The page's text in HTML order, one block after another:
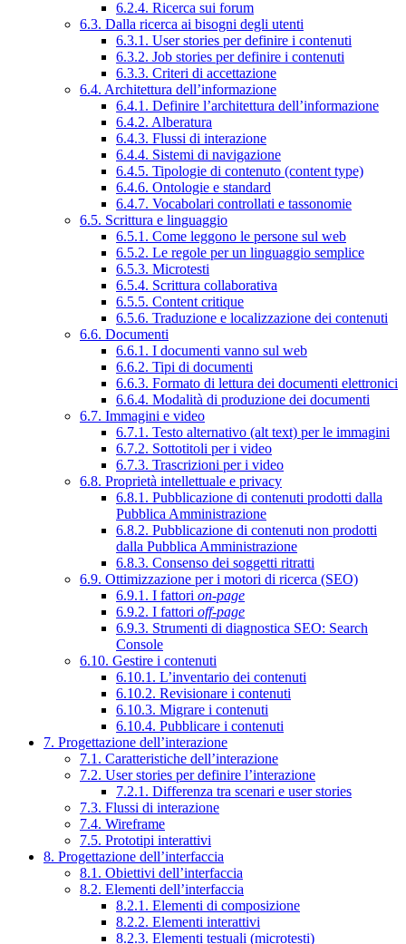
6.2.4. Ricerca sui forum
6.3. Dalla ricerca ai bisogni degli utenti
6.3.1. User stories per definire i contenuti
6.3.2. Job stories per definire i contenuti
6.3.3. Criteri di accettazione
6.4. Architettura dell’informazione
6.4.1. Definire l’architettura dell’informazione
6.4.2. Alberatura
6.4.3. Flussi di interazione
6.4.4. Sistemi di navigazione
6.4.5. Tipologie di contenuto (content type)
6.4.6. Ontologie e standard
6.4.7. Vocabolari controllati e tassonomie
6.5. Scrittura e linguaggio
6.5.1. Come leggono le persone sul web
6.5.2. Le regole per un linguaggio semplice
6.5.3. Microtesti
6.5.4. Scrittura collaborativa
6.5.5. Content critique
6.5.6. Traduzione e localizzazione dei contenuti
6.6. Documenti
6.6.1. I documenti vanno sul web
6.6.2. Tipi di documenti
6.6.3. Formato di lettura dei documenti elettronici
6.6.4. Modalità di produzione dei documenti
6.7. Immagini e video
6.7.1. Testo alternativo (alt text) per le immagini
6.7.2. Sottotitoli per i video
6.7.3. Trascrizioni per i video
6.8. Proprietà intellettuale e privacy
6.8.1. Pubblicazione di contenuti prodotti dalla
Pubblica Amministrazione
6.8.2. Pubblicazione di contenuti non prodotti
dalla Pubblica Amministrazione
6.8.3. Consenso dei soggetti ritratti
6.9. Ottimizzazione per i motori di ricerca (SEO)
6.9.1. I fattori on-page
6.9.2. I fattori off-page
6.9.3. Strumenti di diagnostica SEO: Search
Console
6.10. Gestire i contenuti
6.10.1. L’inventario dei contenuti
6.10.2. Revisionare i contenuti
6.10.3. Migrare i contenuti
6.10.4. Pubblicare i contenuti
7. Progettazione dell’interazione
7.1. Caratteristiche dell’interazione
7.2. User stories per definire l’interazione
7.2.1. Differenza tra scenari e user stories
7.3. Flussi di interazione
7.4. Wireframe
7.5. Prototipi interattivi
8. Progettazione dell’interfaccia
8.1. Obiettivi dell’interfaccia
8.2. Elementi dell’interfaccia
8.2.1. Elementi di composizione
8.2.2. Elementi interattivi
8.2.3. Elementi testuali (microtesti)